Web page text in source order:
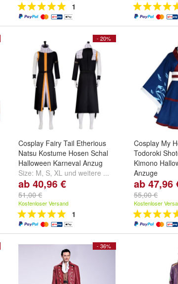
1
- 20%
Cosplay Fairy Tail Etherious
Natsu Kostume Hosen Schal
Halloween Karneval Anzug
Size: M, S, XL und weitere ...
ab 40,96 €
51,00 €
Kostenloser Versand
1
Cosplay My
Todoroki
Kimono
Anzuge
Size:S, M,L
ab 47,96
55,00 €
Kostenloser
- 36%